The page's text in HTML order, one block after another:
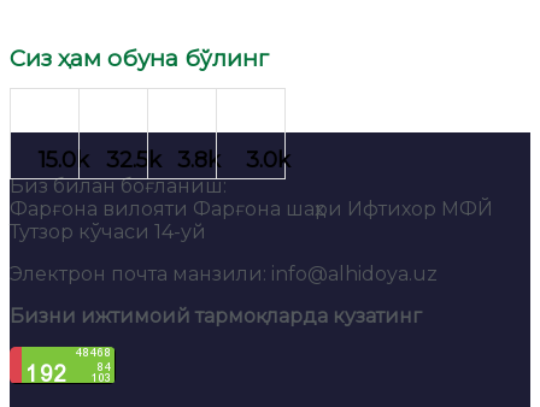
Сиз ҳам обуна бўлинг
Биз билан боғланиш:
Фарғона вилояти Фарғона шаҳри Ифтихор МФЙ
Тутзор кўчаси 14-уй
Электрон почта манзили: info@alhidoya.uz
Бизни ижтимоий тармоқларда кузатинг